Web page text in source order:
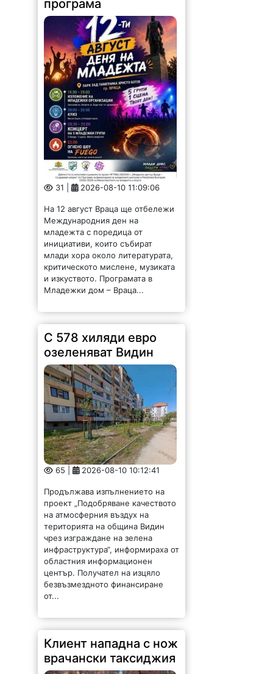
програма
31 | 2026-08-10 11:09:06
На 12 август Враца ще отбележи
Международния ден на
младежта с поредица от
инициативи, които събират
млади хора около литературата,
критическото мислене, музиката
и изкуството. Програмата в
Младежки дом – Враца...
С 578 хиляди евро
озеленяват Видин
65 | 2026-08-10 10:12:41
Продължава изпълнението на
проект „Подобряване качеството
на атмосферния въздух на
територията на община Видин
чрез изграждане на зелена
инфраструктура“, информираха от
областния информационен
център. Получател на изцяло
безвъзмездното финансиране
от...
Клиент нападна с нож
врачански таксиджия